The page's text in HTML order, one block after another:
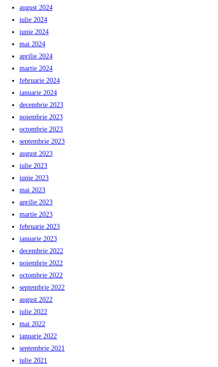
august 2024
iulie 2024
iunie 2024
mai 2024
aprilie 2024
martie 2024
februarie 2024
ianuarie 2024
decembrie 2023
noiembrie 2023
octombrie 2023
septembrie 2023
august 2023
iulie 2023
iunie 2023
mai 2023
aprilie 2023
martie 2023
februarie 2023
ianuarie 2023
decembrie 2022
noiembrie 2022
octombrie 2022
septembrie 2022
august 2022
iulie 2022
mai 2022
ianuarie 2022
septembrie 2021
iulie 2021